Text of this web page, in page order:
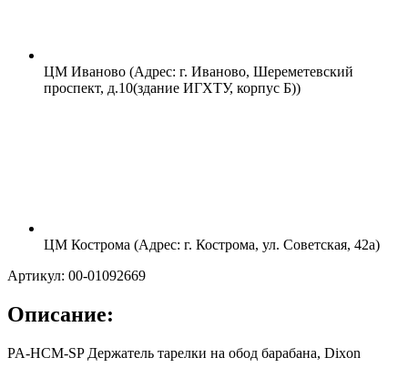
ЦМ Иваново (Адрес: г. Иваново, Шереметевский
проспект, д.10(здание ИГХТУ, корпус Б))
ЦМ Кострома (Адрес: г. Кострома, ул. Советская, 42а)
Артикул: 00-01092669
Описание:
PA-HCM-SP Держатель тарелки на обод барабана, Dixon